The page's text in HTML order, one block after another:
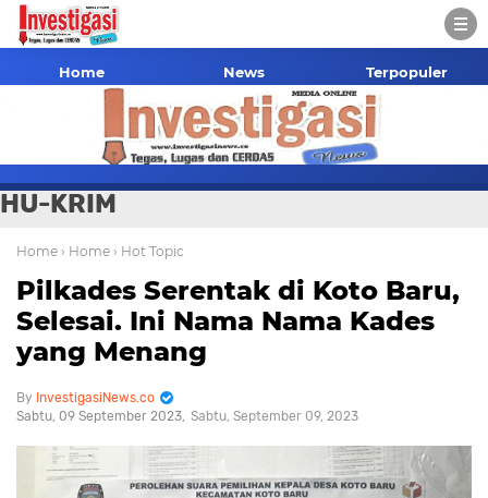
Home News Terpopuler
HU-KRIM
Home › Home › Hot Topic
Pilkades Serentak di Koto Baru,
Selesai. Ini Nama Nama Kades
yang Menang
InvestigasiNews.co
Sabtu, 09 September 2023 Sabtu, September 09, 2023